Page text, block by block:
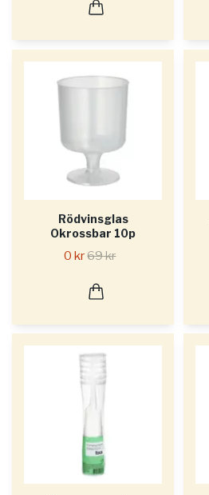
Rödvinsglas
Okrossbar 10p
0 kr69 kr